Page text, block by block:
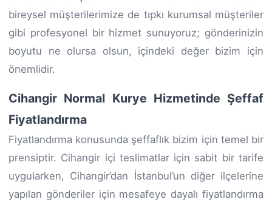
bireysel müşterilerimize de tıpkı kurumsal müşteriler
gibi profesyonel bir hizmet sunuyoruz; gönderinizin
boyutu ne olursa olsun, içindeki değer bizim için
önemlidir.
Cihangir Normal Kurye Hizmetinde Şeffaf
Fiyatlandırma
Fiyatlandırma konusunda şeffaflık bizim için temel bir
prensiptir. Cihangir içi teslimatlar için sabit bir tarife
uygularken, Cihangir’dan İstanbul’un diğer ilçelerine
yapılan gönderiler için mesafeye dayalı fiyatlandırma